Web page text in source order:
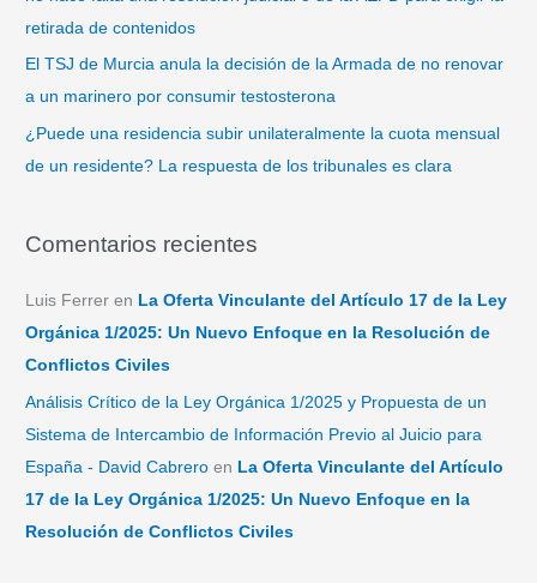
retirada de contenidos
El TSJ de Murcia anula la decisión de la Armada de no renovar
a un marinero por consumir testosterona
¿Puede una residencia subir unilateralmente la cuota mensual
de un residente? La respuesta de los tribunales es clara
Comentarios recientes
Luis Ferrer en La Oferta Vinculante del Artículo 17 de la Ley
Orgánica 1/2025: Un Nuevo Enfoque en la Resolución de
Conflictos Civiles
Análisis Crítico de la Ley Orgánica 1/2025 y Propuesta de un
Sistema de Intercambio de Información Previo al Juicio para
España - David Cabrero en La Oferta Vinculante del Artículo
17 de la Ley Orgánica 1/2025: Un Nuevo Enfoque en la
Resolución de Conflictos Civiles